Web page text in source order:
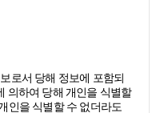
로서 당해 정보에 포함되
의하여 당해 개인을 식별할
인을 식별할 수 없더라도